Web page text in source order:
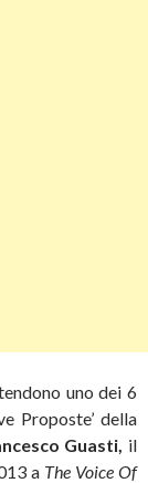
uno dei 6
Proposte’ della
Guasti, il
a The Voice Of